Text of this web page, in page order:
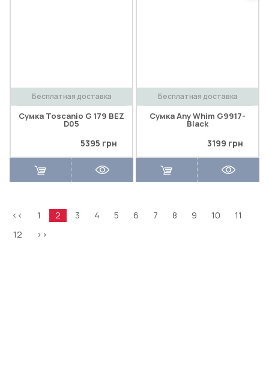
Бесплатная доставка
Сумка Toscanio G 179 BEZ
D05
5395 грн
Бесплатная доставка
Сумка Any Whim G9917-
Black
3199 грн
<< 1 2 3 4 5 6 7 8 9 10
11
12
>>